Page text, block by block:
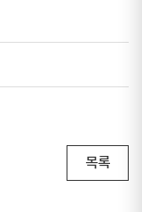
목록